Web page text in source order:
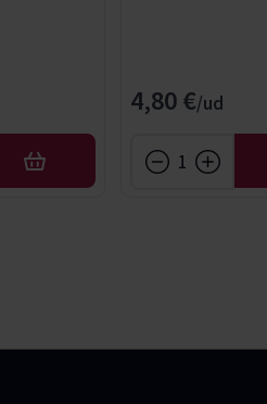
AFEGIR
4,80 €